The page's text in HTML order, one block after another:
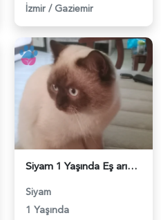
İzmir / Gaziemir
Siyam 1 Yaşında Eş arıyoruz - 118983821
Siyam
1 Yaşında